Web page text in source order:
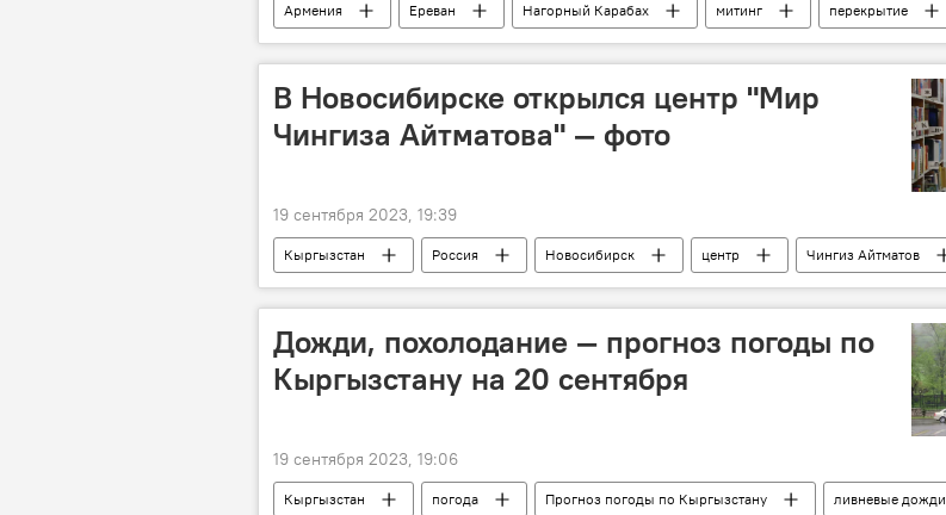
Армения Ереван Нагорный Карабах митинг перекрытие
В Новосибирске открылся центр "Мир
Чингиза Айтматова" — фото
19 сентября 2023, 19:39
Кыргызстан Россия Новосибирск центр Чингиз Айтматов
Дожди, похолодание — прогноз погоды по
Кыргызстану на 20 сентября
19 сентября 2023, 19:06
Кыргызстан погода Прогноз погоды по Кыргызстану
ливневые дожди